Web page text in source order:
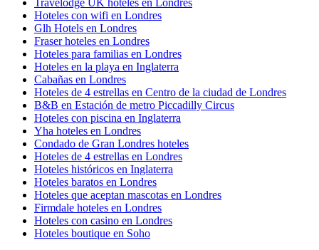
Hoteles con wifi en Londres
Glh Hotels en Londres
Fraser hoteles en Londres
Hoteles para familias en Londres
Hoteles en la playa en Inglaterra
Cabañas en Londres
Hoteles de 4 estrellas en Centro de la ciudad de Londres
B&B en Estación de metro Piccadilly Circus
Hoteles con piscina en Inglaterra
Yha hoteles en Londres
Condado de Gran Londres hoteles
Hoteles de 4 estrellas en Londres
Hoteles históricos en Inglaterra
Hoteles baratos en Londres
Hoteles que aceptan mascotas en Londres
Firmdale hoteles en Londres
Hoteles con casino en Londres
Hoteles boutique en Soho